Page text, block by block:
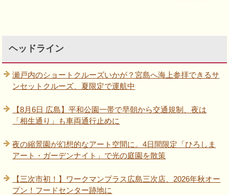
ヘッドライン
瀬戸内のショートクルーズいかが？宮島へ海上参拝できるサ
ンセットクルーズ、夏限定で運航中
【8月6日 広島】平和公園一帯で早朝から交通規制、夜は
「相生通り」も車両通行止めに
夜の縮景園が幻想的なアート空間に。4日間限定「ひろしま
アート・ガーデンナイト」で光の庭園を散策
【三次市初！】ワークマンプラス広島三次店、2026年秋オー
プン！フードセンター跡地に